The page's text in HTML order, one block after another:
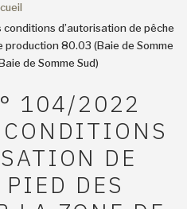
FIL
D'ARIANE
d’autorisation de pêche
production 80.03 (Baie de Somme
de Somme Sud)
104/2022
DE
PIED DES